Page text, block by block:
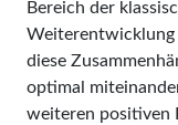
Bereich der
Weiterentwicklung
diese
optimal
weiteren positiven